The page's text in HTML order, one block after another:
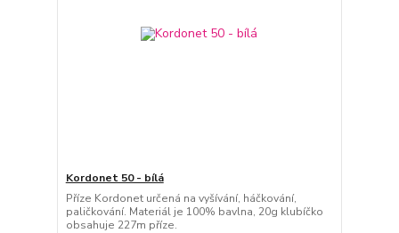
Kordonet 50 - bílá
Příze Kordonet určená na vyšívání, háčkování,
paličkování. Materiál je 100% bavlna, 20g klubíčko
obsahuje 227m příze.